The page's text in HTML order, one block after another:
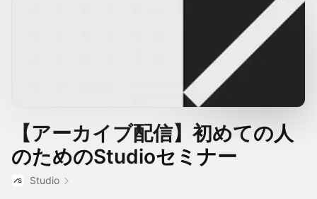
【アーカイブ配信】初めての人
のためのStudioセミナー
Studio